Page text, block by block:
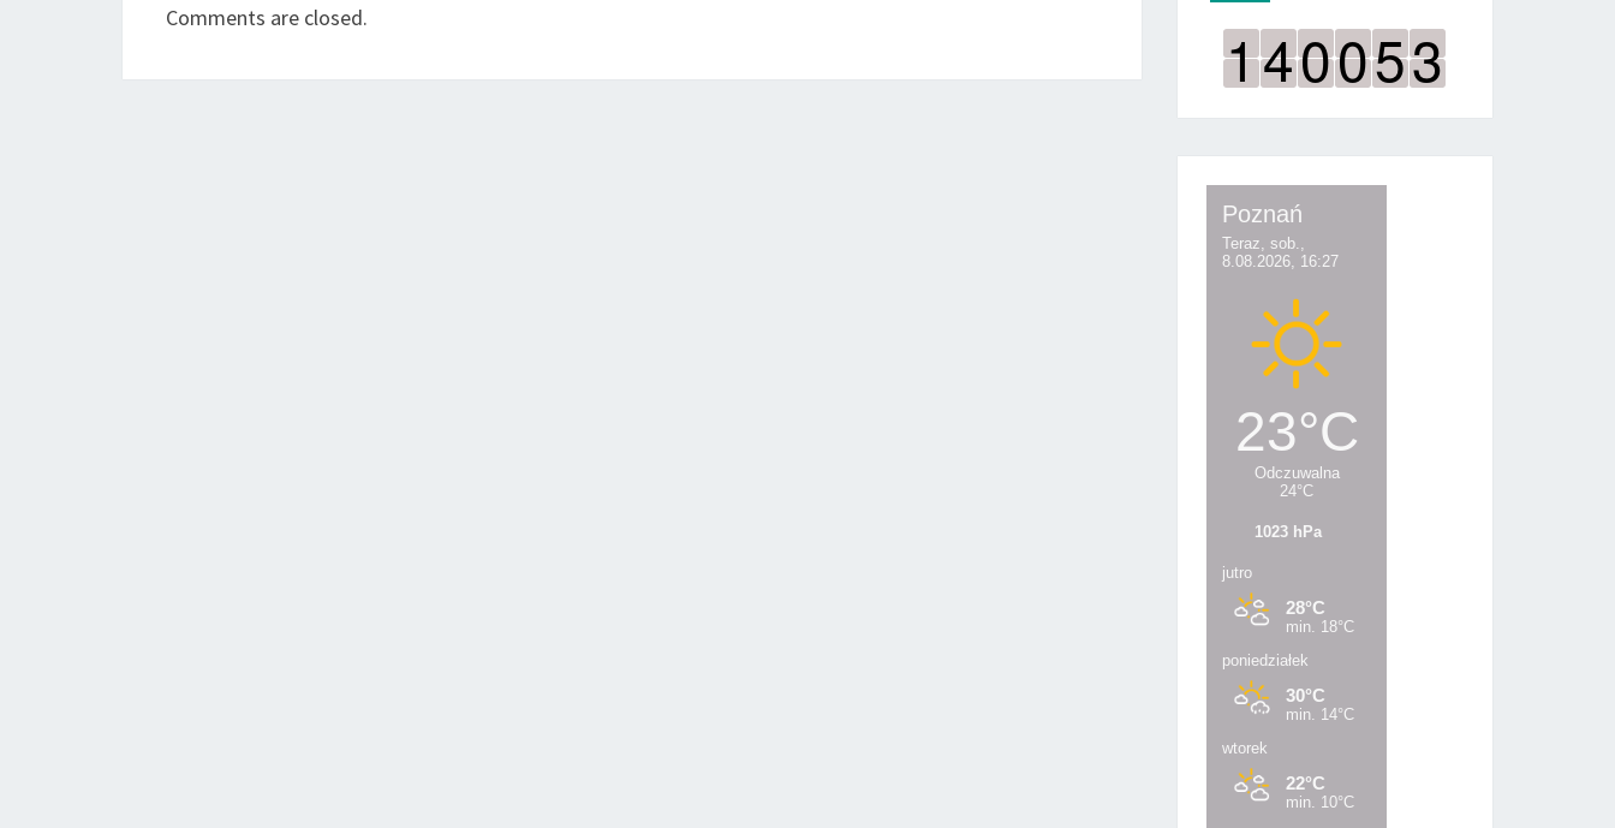
Comments are closed.